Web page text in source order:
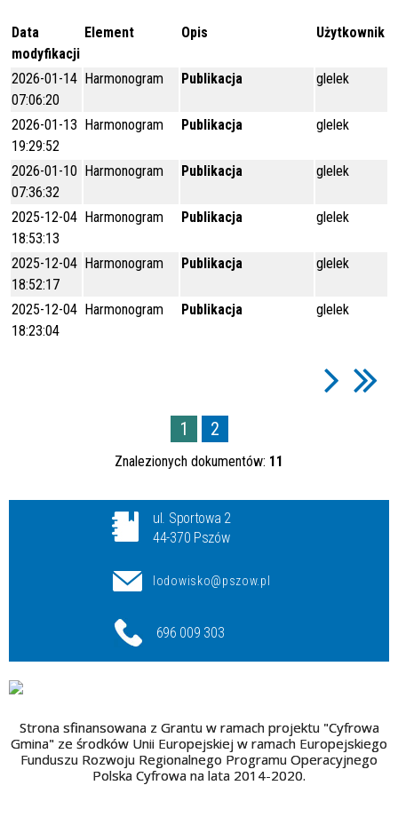
Data
modyfikacji
Element Opis Użytkownik
2026-01-14
07:06:20
Harmonogram Publikacja glelek
2026-01-13
19:29:52
Harmonogram Publikacja glelek
2026-01-10
07:36:32
Harmonogram Publikacja glelek
2025-12-04
18:53:13
Harmonogram Publikacja glelek
2025-12-04
18:52:17
Harmonogram Publikacja glelek
2025-12-04
18:23:04
Harmonogram Publikacja glelek
1 2
Znalezionych dokumentów: 11
ul. Sportowa 2
44-370 Pszów
lodowisko@pszow.pl
696 009 303
Strona sfinansowana z Grantu w ramach projektu "Cyfrowa
Gmina" ze środków Unii Europejskiej w ramach Europejskiego
Funduszu Rozwoju Regionalnego Programu Operacyjnego
Polska Cyfrowa na lata 2014-2020.